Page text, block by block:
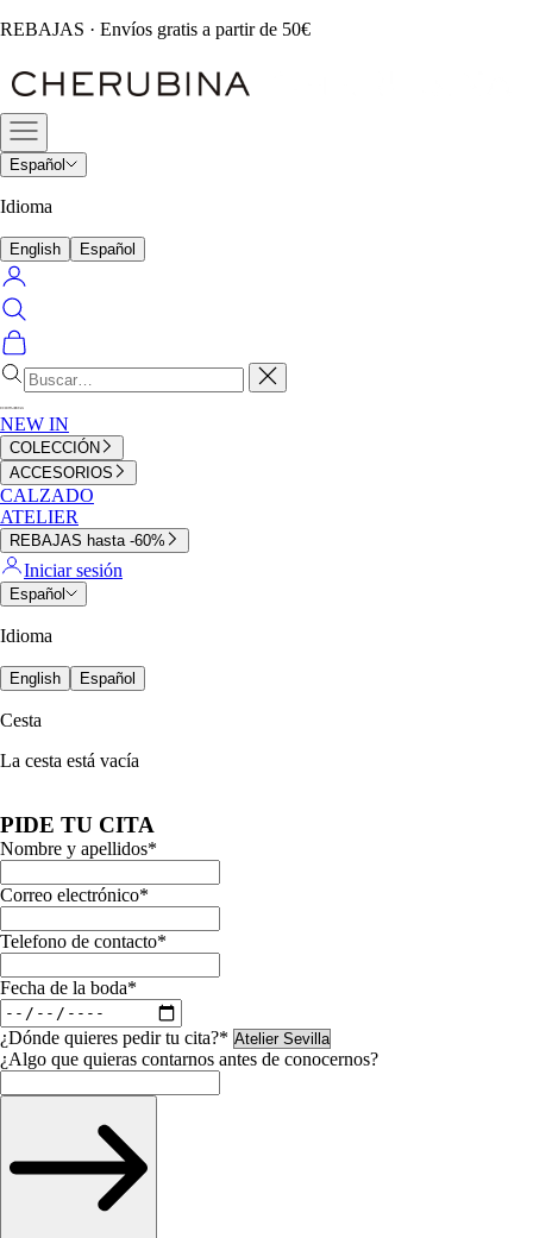
Ir
contenido
REBAJAS · Envíos gratis a partir de 50€
Cherubina
Official
Menú
Español
Idioma
English Español
Iniciar
sesión
Buscar
Cesta
Cerrar
NEW IN
COLECCIÓN
ACCESORIOS
CALZADO
ATELIER
REBAJAS hasta -60%
Iniciar sesión
Español
Idioma
English Español
Cesta
La cesta está vacía
PIDE TU CITA
Nombre y apellidos*
Correo electrónico*
Telefono de contacto*
Fecha de la boda*
¿Dónde quieres pedir tu cita?*
¿Algo que quieras contarnos antes de conocernos?